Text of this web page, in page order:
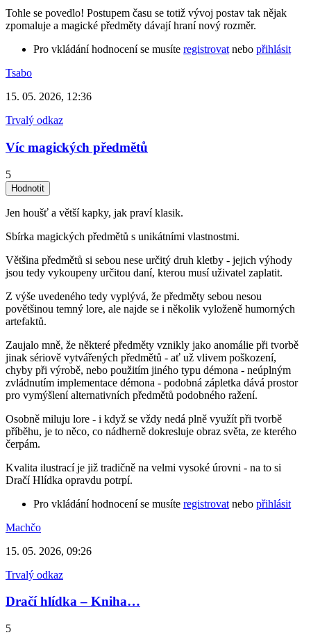
Tohle se povedlo! Postupem času se totiž vývoj postav tak nějak
zpomaluje a magické předměty dávají hraní nový rozměr.
Pro vkládání hodnocení se musíte registrovat nebo přihlásit
Tsabo
15. 05. 2026, 12:36
Trvalý odkaz
Víc magických předmětů
5
Jen houšť a větší kapky, jak praví klasik.
Sbírka magických předmětů s unikátními vlastnostmi.
Většina předmětů si sebou nese určitý druh kletby - jejich výhody
jsou tedy vykoupeny určitou daní, kterou musí uživatel zaplatit.
Z výše uvedeného tedy vyplývá, že předměty sebou nesou
povětšinou temný lore, ale najde se i několik vyloženě humorných
artefaktů.
Zaujalo mně, že některé předměty vznikly jako anomálie při tvorbě
jinak sériově vytvářených předmětů - ať už vlivem poškození,
chyby při výrobě, nebo použitím jiného typu démona - neúplným
zvládnutím implementace démona - podobná zápletka dává prostor
pro vymýšlení alternativních předmětů podobného ražení.
Osobně miluju lore - i když se vždy nedá plně využít při tvorbě
příběhu, je to něco, co nádherně dokresluje obraz světa, ze kterého
čerpám.
Kvalita ilustrací je již tradičně na velmi vysoké úrovni - na to si
Dračí Hlídka opravdu potrpí.
Pro vkládání hodnocení se musíte registrovat nebo přihlásit
Machčo
15. 05. 2026, 09:26
Trvalý odkaz
Dračí hlídka – Kniha…
5